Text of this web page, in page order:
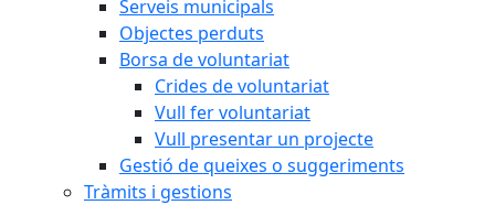
Serveis municipals
Objectes perduts
Borsa de voluntariat
Crides de voluntariat
Vull fer voluntariat
Vull presentar un projecte
Gestió de queixes o suggeriments
Tràmits i gestions